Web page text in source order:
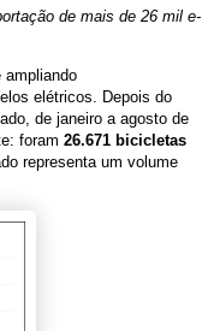
de mais de 26 mil e-
ampliando
elétricos. Depois do
de janeiro a agosto de
foram 26.671 bicicletas
representa um volume